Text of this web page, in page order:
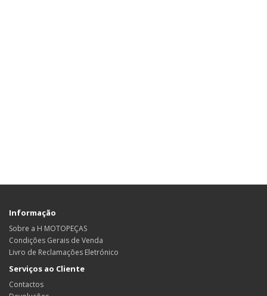
Informação
Sobre a H MOTOPEÇAS
Condições Gerais de Venda
Livro de Reclamações Eletrónico
Serviços ao Cliente
Contactos